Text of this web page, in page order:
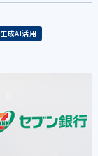
生成AI活用